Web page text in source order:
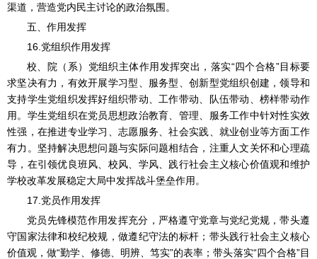
渠道，营造党内民主讨论的政治氛围。
五、作用发挥
16.党组织作用发挥
校、院（系）党组织主体作用发挥突出，落实“四个合格”目标要
求坚决有力，有效开展学习型、服务型、创新型党组织创建，领导和
支持学生党组织发挥好组织带动、工作带动、队伍带动、榜样带动作
用。学生党组织在党员思想政治教育、管理、服务工作中针对性实效
性强，在推进专业学习、志愿服务、社会实践、就业创业等方面工作
有力。坚持解决思想问题与实际问题相结合，注重人文关怀和心理疏
导，在引领优良班风、校风、学风、践行社会主义核心价值观和维护
学校改革发展稳定大局中发挥战斗堡垒作用。
17.党员作用发挥
党员先锋模范作用发挥充分，严格遵守党章与党纪党规，带头遵
守国家法律和校纪校规，做遵纪守法的标杆；带头践行社会主义核心
价值观，做“勤学、修德、明辨、笃实”的表率；带头落实“四个合格”目